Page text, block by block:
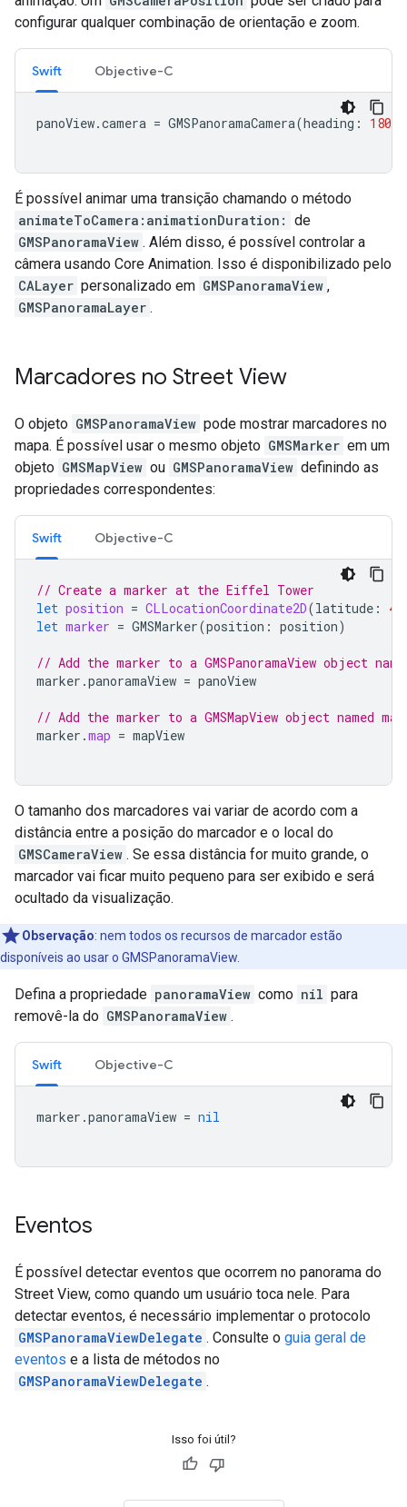
configurar qualquer combinação de orientação e zoom.
Swift Objective-C
panoView.camera = GMSPanoramaCamera(heading : 180
É possível animar uma transição chamando o método
animateToCamera:animationDuration: de
GMSPanoramaView . Além disso, é possível controlar a
câmera usando Core Animation. Isso é disponibilizado pelo
CALayer personalizado em GMSPanoramaView ,
GMSPanoramaLayer .
Marcadores no Street View
O objeto GMSPanoramaView pode mostrar marcadores no
mapa. É possível usar o mesmo objeto GMSMarker em um
objeto GMSMapView ou GMSPanoramaView definindo as
propriedades correspondentes:
Swift Objective-C
// Create a marker at the Eiffel Tower
let position = CLLocationCoordinate2D(latitude :
let marker = GMSMarker(position : position)
// Add the marker to a GMSPanoramaView object
marker .panoramaView = panoView
// Add the marker to a GMSMapView object named
marker .map = mapView
O tamanho dos marcadores vai variar de acordo com a
distância entre a posição do marcador e o local do
GMSCameraView . Se essa distância for muito grande, o
marcador vai ficar muito pequeno para ser exibido e será
ocultado da visualização.
Observação: nem todos os recursos de marcador estão
disponíveis ao usar o GMSPanoramaView.
Defina a propriedade panoramaView como nil para
removê-la do GMSPanoramaView .
Swift Objective-C
marker .panoramaView = nil
Eventos
É possível detectar eventos que ocorrem no panorama do
Street View, como quando um usuário toca nele. Para
detectar eventos, é necessário implementar o protocolo
GMSPanoramaViewDelegate . Consulte o guia geral de
eventos e a lista de métodos no
GMSPanoramaViewDelegate .
Isso foi útil?